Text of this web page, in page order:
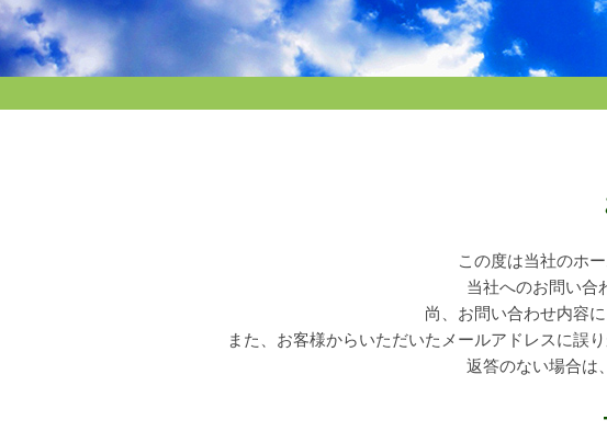
この度は当社のホ
当社へのお問い合
尚、お問い合わせ内容に
また、お客様からいただいた メールアドレスに誤
返答のない場合は